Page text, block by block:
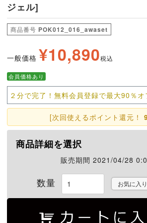
ジェル]
商品番号 POK012_016_awaset
一般価格 ¥10,890税込
会員価格あり
２分で完了！無料会員登録で最大90％オ
[次回使えるポイント還元！
商品詳細を選択
販売期間 2021/04/28
お気に入